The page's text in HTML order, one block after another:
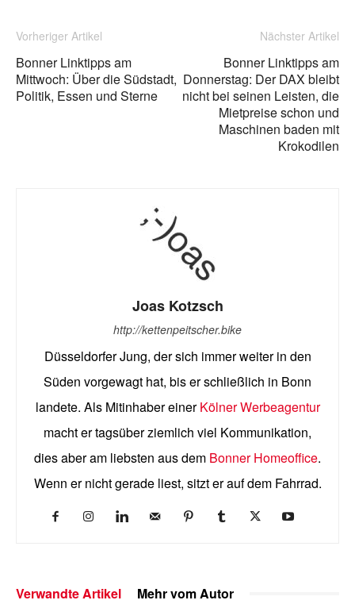
Vorheriger Artikel
Bonner Linktipps am
Mittwoch: Über die Südstadt,
Politik, Essen und Sterne
Nächster Artikel
Bonner Linktipps am
Donnerstag: Der DAX bleibt
nicht bei seinen Leisten, die
Mietpreise schon und
Maschinen baden mit
Krokodilen
Joas Kotzsch
http://kettenpeitscher.bike
Düsseldorfer Jung, der sich immer weiter in den
Süden vorgewagt hat, bis er schließlich in Bonn
landete. Als Mitinhaber einerKölner Werbeagentur
macht er tagsüber ziemlich viel Kommunikation,
dies aber am liebsten aus dem Bonner Homeoffice.
Wenn er nicht gerade liest, sitzt er auf dem Fahrrad.
Verwandte Artikel Mehr vom Autor